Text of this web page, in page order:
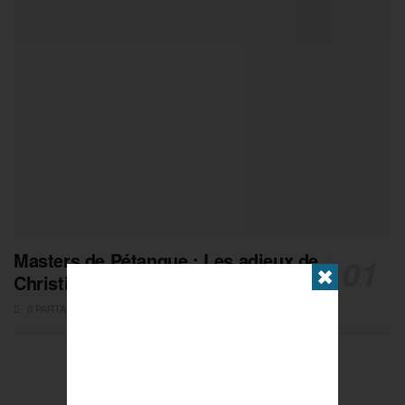
Masters de Pétanque : Les adieux de
Christian Fazzino
✖